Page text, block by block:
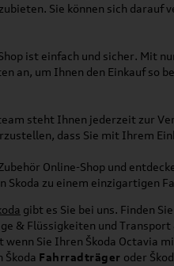
Sie können sich darauf
ist einfach und sicher. Mit
an, um Ihnen den Einkauf so
steht Ihnen jederzeit zur
dass Sie mit Ihrem
Online-Shop und
Skoda zu einem einzigartigen
gibt es Sie bei uns. Finden
& Flüssigkeiten und Transport
wenn Sie Ihren Škoda Octavia
Škoda Fahrradträger oder